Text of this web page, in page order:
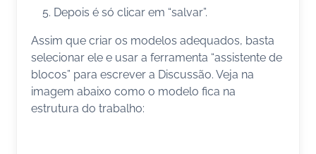
Depois é só clicar em “salvar”.
Assim que criar os modelos adequados, basta
selecionar ele e usar a ferramenta “assistente de
blocos” para escrever a Discussão. Veja na
imagem abaixo como o modelo fica na
estrutura do trabalho: